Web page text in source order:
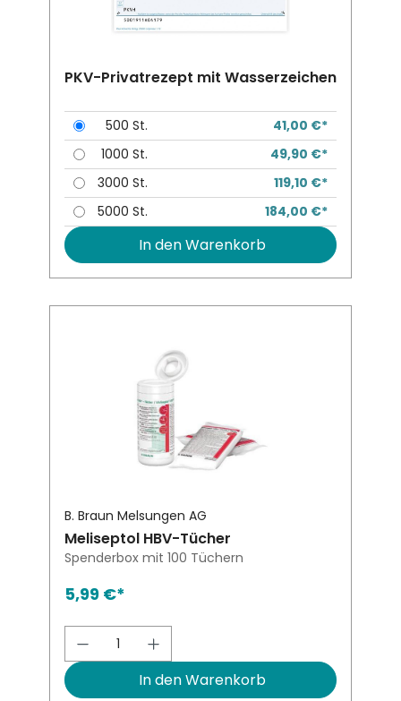
PKV-Privatrezept mit Wasserzeichen
500 St.
41,00 €*
1000 St.
49,90 €*
3000 St.
119,10 €*
5000 St.
184,00 €*
In den Warenkorb
B. Braun Melsungen AG
Meliseptol HBV-Tücher
Spenderbox mit 100 Tüchern
5,99 €*
Produkt Anzahl: Gib den
In den Warenkorb